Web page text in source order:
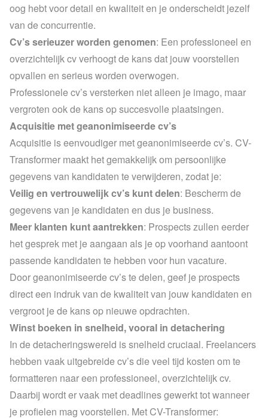
oog hebt voor detail en kwaliteit en je onderscheidt jezelf
van de concurrentie.
Cv’s serieuzer worden genomen: Een professioneel en
overzichtelijk cv verhoogt de kans dat jouw voorstellen
opvallen en serieus worden overwogen.
Professionele cv’s versterken niet alleen je imago, maar
vergroten ook de kans op succesvolle plaatsingen.
Acquisitie met geanonimiseerde cv’s
Acquisitie is eenvoudiger met geanonimiseerde cv’s. CV-
Transformer maakt het gemakkelijk om persoonlijke
gegevens van kandidaten te verwijderen, zodat je:
Veilig en vertrouwelijk cv’s kunt delen: Bescherm de
gegevens van je kandidaten en dus je business.
Meer klanten kunt aantrekken: Prospects zullen eerder
het gesprek met je aangaan als je op voorhand aantoont
passende kandidaten te hebben voor hun vacature.
Door geanonimiseerde cv’s te delen, geef je prospects
direct een indruk van de kwaliteit van jouw kandidaten en
vergroot je de kans op nieuwe opdrachten.
Winst boeken in snelheid, vooral in detachering
In de detacheringswereld is snelheid cruciaal. Freelancers
hebben vaak uitgebreide cv’s die veel tijd kosten om te
formatteren naar een professioneel, overzichtelijk cv.
Daarbij wordt er vaak met deadlines gewerkt tot wanneer
je profielen mag voorstellen. Met CV-Transformer: